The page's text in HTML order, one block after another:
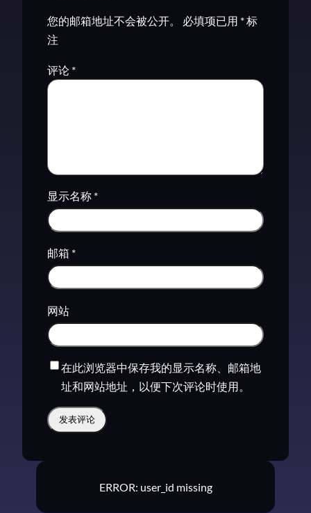
您的邮箱地址不会被公开。 必填项已用 *标
注
评论 *
显示名称 *
邮箱 *
网站
在此浏览器中保存我的显示名称、邮箱地
址和网站地址，以便下次评论时使用。
ERROR: user_id missing